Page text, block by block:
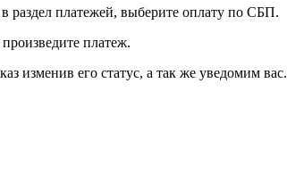
раздел платежей, выберите оплату по СБП.
платеж.
изменив его статус, а так же уведомим вас.